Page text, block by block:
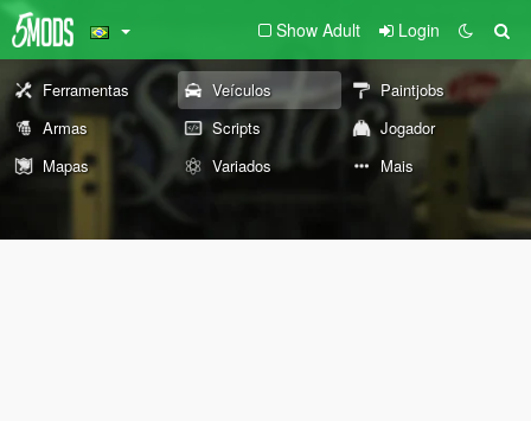
Show Adult Login
Ferramentas Veículos
Paintjobs
Armas
Scripts
Jogador
Mapas
Variados Mais